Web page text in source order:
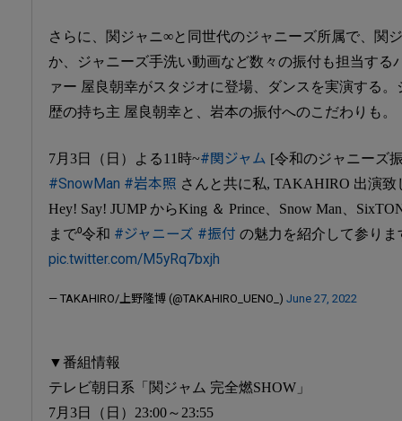
さらに、関ジャニ∞と同世代のジャニーズ所属で、関
か、ジャニーズ手洗い動画など数々の振付も担当する
ァー 屋良朝幸がスタジオに登場、ダンスを実演する
歴の持ち主 屋良朝幸と、岩本の振付へのこだわりも。
7月3日（日）よる11時~#関ジャム [令和のジャニーズ
#SnowMan #岩本照 さんと共に私, TAKAHIRO 出演致
Hey! Say! JUMP からKing ＆ Prince、Snow Man、
まで⁰令和 #ジャニーズ #振付 の魅力を紹介して参りま
pic.twitter.com/M5yRq7bxjh
— TAKAHIRO/上野隆博 (@TAKAHIRO_UENO_) June 27, 2022
▼番組情報
テレビ朝日系「関ジャム 完全燃SHOW」
7月3日（日）23:00～23:55